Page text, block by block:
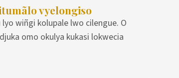
vyelongiso
wiñgi kolupale lwo cilengue. O
omo okulya kukasi lokwecia